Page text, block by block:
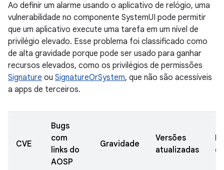
Ao definir um alarme usando o aplicativo de relógio, uma
vulnerabilidade no componente SystemUI pode permitir
que um aplicativo execute uma tarefa em um nível de
privilégio elevado. Esse problema foi classificado como
de alta gravidade porque pode ser usado para ganhar
recursos elevados, como os privilégios de permissões
Signature ou SignatureOrSystem, que não são acessíveis
a apps de terceiros.
CVE
Bugs
com
links do
AOSP
Gravidade
Versões
atualizadas